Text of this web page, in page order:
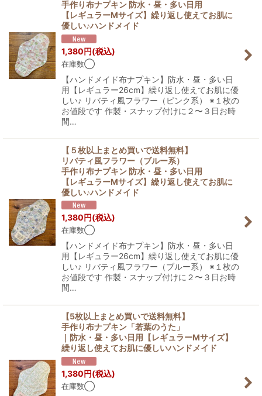
手作り布ナプキン 防水・昼・多い日用
【レギュラーMサイズ】繰り返し使えてお肌に
優しい♪ハンドメイド
1,380円(税込)
在庫数◯
【ハンドメイド布ナプキン】防水・昼・多い日
用【レギュラー26cm】繰り返し使えてお肌に優
しい♪ リバティ風フラワー（ピンク系） ※１枚の
お値段です 作製・スナップ付けに２〜３日お時
間…
【５枚以上まとめ買いで送料無料】
リバティ風フラワー（ブルー系）
手作り布ナプキン 防水・昼・多い日用
【レギュラーMサイズ】繰り返し使えてお肌に
優しい♪ハンドメイド
1,380円(税込)
在庫数◯
【ハンドメイド布ナプキン】防水・昼・多い日
用【レギュラー26cm】繰り返し使えてお肌に優
しい♪ リバティ風フラワー（ブルー系） ※１枚の
お値段です 作製・スナップ付けに２〜３日お時
間…
【5枚以上まとめ買いで送料無料】
手作り布ナプキン「若葉のうた」
｜防水・昼・多い日用【レギュラーMサイズ】
繰り返し使えてお肌に優しいハンドメイド
1,380円(税込)
在庫数◯